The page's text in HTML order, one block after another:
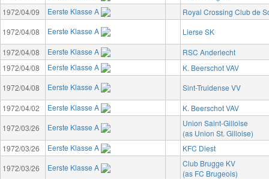
1972/04/09
Eerste Klasse A
Royal Crossing Club de
1972/04/08
Eerste Klasse A
Lierse SK
1972/04/08
Eerste Klasse A
RSC Anderlecht
1972/04/08
Eerste Klasse A
K. Beerschot VAV
1972/04/08
Eerste Klasse A
Sint-Truidense VV
1972/04/02
Eerste Klasse A
K. Beerschot VAV
1972/03/26
Eerste Klasse A
Union Saint-Gilloise
(as Union St. Gilloise)
1972/03/26
Eerste Klasse A
KFC Diest
1972/03/26
Eerste Klasse A
Club Brugge KV
(as FC Brugeois)